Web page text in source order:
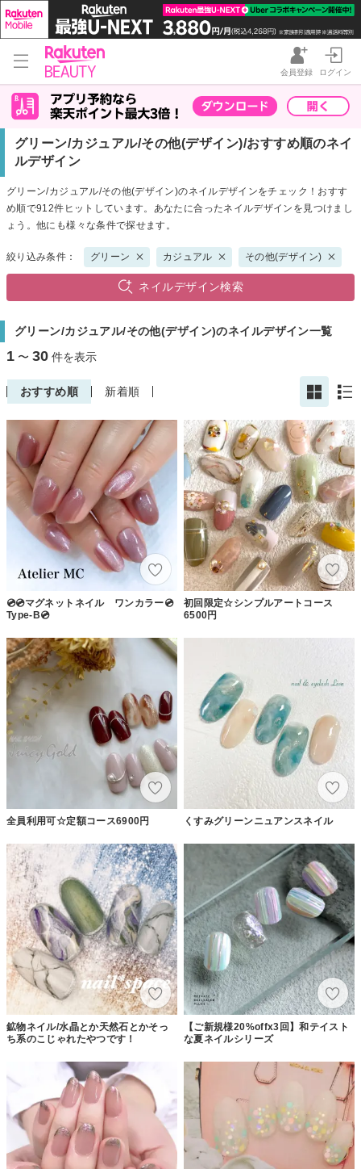
会員登録 ログイン
グリーン/カジュアル/その他(デザイン)/おすすめ順のネイ
ルデザイン
グリーン/カジュアル/その他(デザイン)のネイルデザインをチェック！おすす
め順で912件ヒットしています。あなたに合ったネイルデザインを見つけまし
ょう。他にも様々な条件で探せます。
絞り込み条件： グリーン カジュアル その他(デザイン)
ネイルデザイン検索
グリーン/カジュアル/その他(デザイン)のネイルデザイン一覧
1 〜 30 件を表示
おすすめ順 新着順
💿💿マグネットネイル ワンカラー💿
Type-B💿
初回限定☆シンプルアートコース
6500円
全員利用可☆定額コース6900円 くすみグリーンニュアンスネイル
鉱物ネイル/水晶とか天然石とかそっ
ち系のこじゃれたやつです！
【ご新規様20%offx3回】和テイスト
な夏ネイルシリーズ